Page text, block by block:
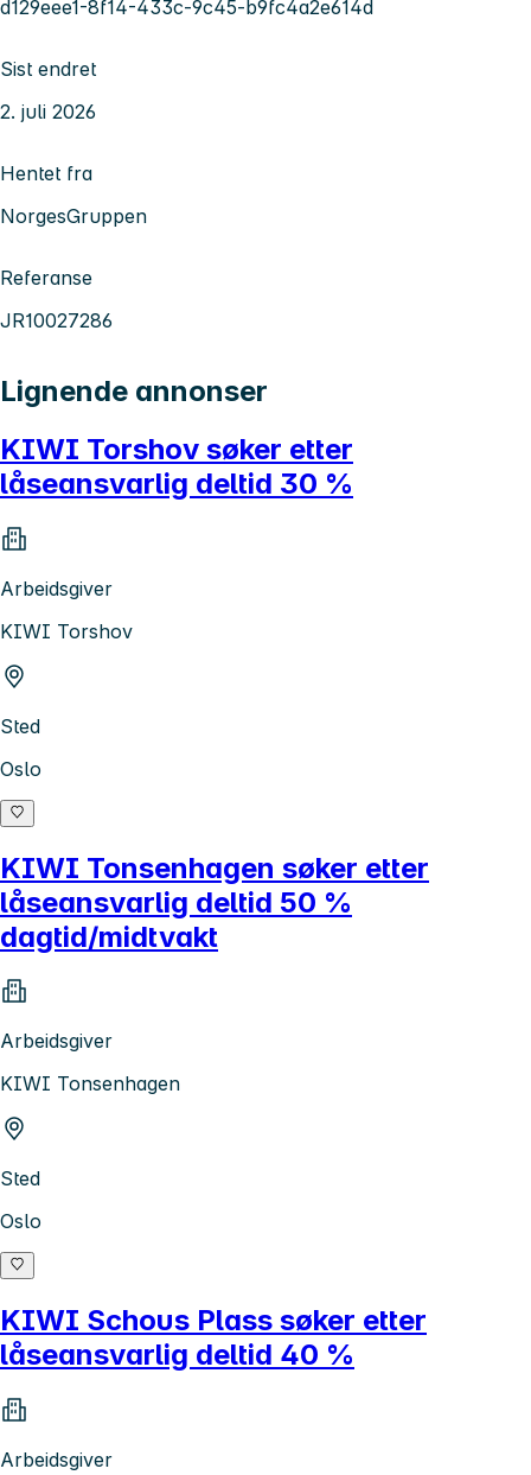
d129eee1-8f14-433c-9c45-b9fc4a2e614d
Sist endret
2. juli 2026
Hentet fra
NorgesGruppen
Referanse
JR10027286
Lignende annonser
KIWI Torshov søker etter
låseansvarlig deltid 30 %
Arbeidsgiver
KIWI Torshov
Sted
Oslo
KIWI Tonsenhagen søker etter
låseansvarlig deltid 50 %
dagtid/midtvakt
Arbeidsgiver
KIWI Tonsenhagen
Sted
Oslo
KIWI Schous Plass søker etter
låseansvarlig deltid 40 %
Arbeidsgiver